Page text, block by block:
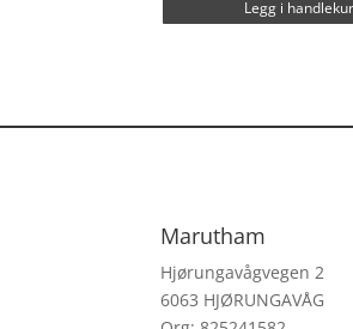
Legg i
Marutham
Hjørungavågvegen 2
6063 HJØRUNGAVÅG